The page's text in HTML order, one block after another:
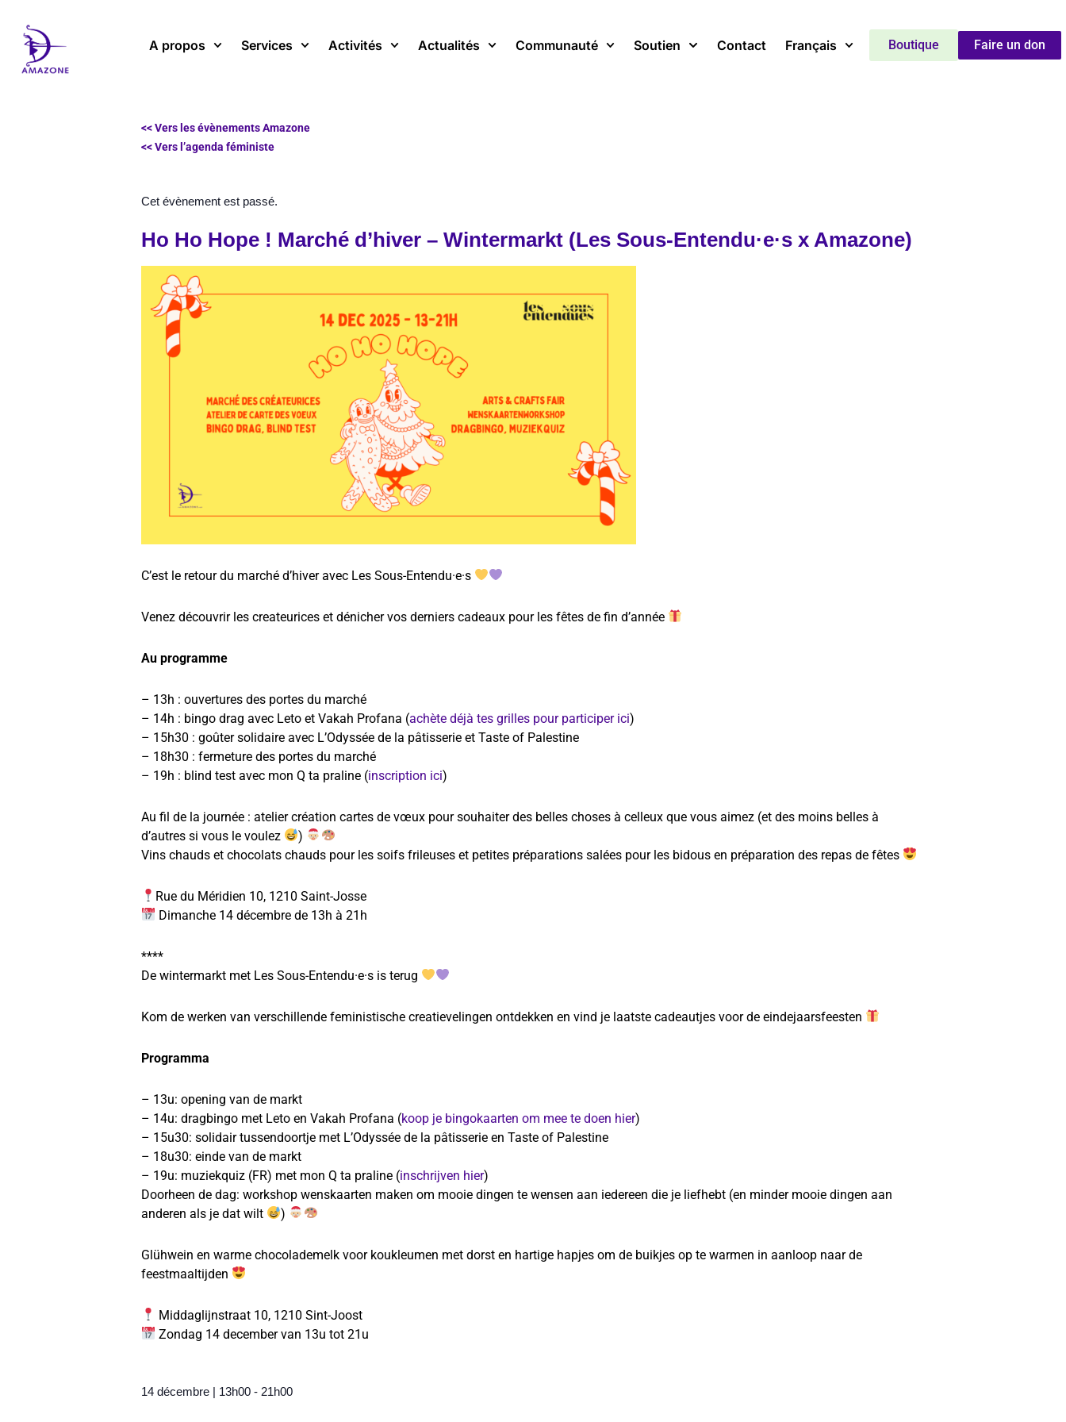
contenu
A propos Services Activités Actualités Communauté Soutien Contact Français Faire un don
Boutique
<< Vers les évènements Amazone
<< Vers l’agenda féministe
Cet évènement est passé.
Ho Ho Hope ! Marché d’hiver – Wintermarkt (Les Sous-Entendu·e·s x Amazone)
C’est le retour du marché d’hiver avec Les Sous-Entendu·e·s
Venez découvrir les createurices et dénicher vos derniers cadeaux pour les fêtes de fin d’année
Au programme
– 13h : ouvertures des portes du marché
– 14h : bingo drag avec Leto et Vakah Profana (achète déjà tes grilles pour participer ici)
– 15h30 : goûter solidaire avec L’Odyssée de la pâtisserie et Taste of Palestine
– 18h30 : fermeture des portes du marché
– 19h : blind test avec mon Q ta praline (inscription ici)
Au fil de la journée : atelier création cartes de vœux pour souhaiter des belles choses à celleux que vous aimez (et des moins belles à
d’autres si vous le voulez
)
Vins chauds et chocolats chauds pour les soifs frileuses et petites préparations salées pour les bidous en préparation des repas de fêtes
Rue du Méridien 10, 1210 Saint-Josse
Dimanche 14 décembre de 13h à 21h
****
De wintermarkt met Les Sous-Entendu·e·s is terug
Kom de werken van verschillende feministische creatievelingen ontdekken en vind je laatste cadeautjes voor de eindejaarsfeesten
Programma
– 13u: opening van de markt
– 14u: dragbingo met Leto en Vakah Profana (koop je bingokaarten om mee te doen hier)
– 15u30: solidair tussendoortje met L’Odyssée de la pâtisserie en Taste of Palestine
– 18u30: einde van de markt
– 19u: muziekquiz (FR) met mon Q ta praline (inschrijven hier)
Doorheen de dag: workshop wenskaarten maken om mooie dingen te wensen aan iedereen die je liefhebt (en minder mooie dingen aan
anderen als je dat wilt
)
Glühwein en warme chocolademelk voor koukleumen met dorst en hartige hapjes om de buikjes op te warmen in aanloop naar de
feestmaaltijden
Middaglijnstraat 10, 1210 Sint-Joost
Zondag 14 december van 13u tot 21u
14 décembre | 13h00 - 21h00